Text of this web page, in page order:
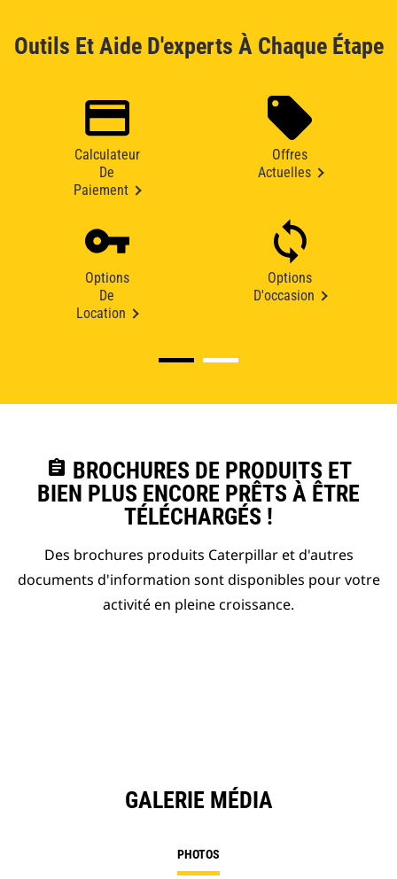
Outils Et Aide D'experts À Chaque Étape
Calculateur
De
Paiement
Offres
Actuelles
Options
De
Location
Options
D'occasion
assignment BROCHURES DE PRODUITS ET
BIEN PLUS ENCORE PRÊTS À ÊTRE
TÉLÉCHARGÉS !
Des brochures produits Caterpillar et d'autres
documents d'information sont disponibles pour votre
activité en pleine croissance.
GALERIE MÉDIA
PHOTOS